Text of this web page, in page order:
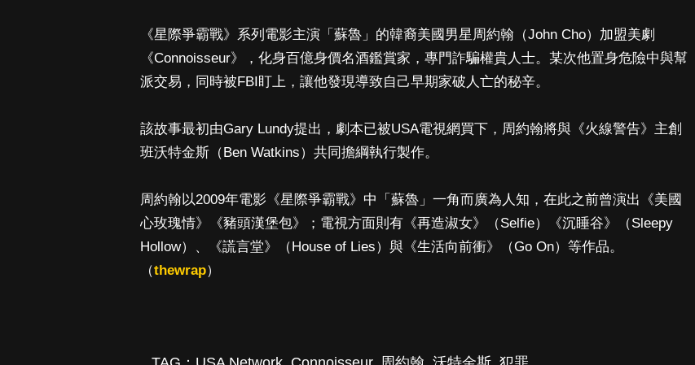
《星際爭霸戰》系列電影主演「蘇魯」的韓裔美國男星周約翰（John Cho）加盟美劇
《Connoisseur》，化身百億身價名酒鑑賞家，專門詐騙權貴人士。某次他置身危險中與幫
派交易，同時被FBI盯上，讓他發現導致自己早期家破人亡的秘辛。
該故事最初由Gary Lundy提出，劇本已被USA電視網買下，周約翰將與《火線警告》主創
班沃特金斯（Ben Watkins）共同擔綱執行製作。
周約翰以2009年電影《星際爭霸戰》中「蘇魯」一角而廣為人知，在此之前曾演出《美國
心玫瑰情》《豬頭漢堡包》；電視方面則有《再造淑女》（Selfie）《沉睡谷》（Sleepy
Hollow）、《謊言堂》（House of Lies）與《生活向前衝》（Go On）等作品。
（thewrap）